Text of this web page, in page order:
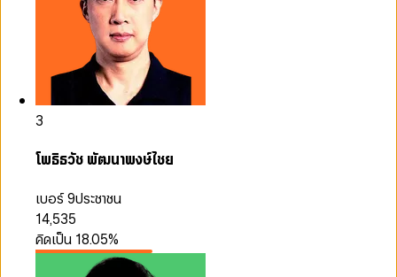
3
โพธิธวัช พัฒนาพงษ์ไชย
เบอร์ 9ประชาชน
14,535
คิดเป็น 18.05%